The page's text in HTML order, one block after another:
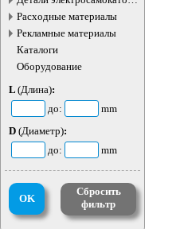
электротранспорта
Расходные материалы
Рекламные материалы
Каталоги
Оборудование
L (Длина):
до:
mm
D (Диаметр):
до:
mm
OK
Сбросить
фильтр